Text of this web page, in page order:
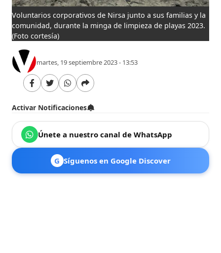
Voluntarios corporativos de Nirsa junto a sus familias y la
comunidad, durante la minga de limpieza de playas 2023.
(Foto cortesía)
martes, 19 septiembre 2023 - 13:53
Activar Notificaciones
Únete a nuestro canal de WhatsApp
G Síguenos en Google Discover